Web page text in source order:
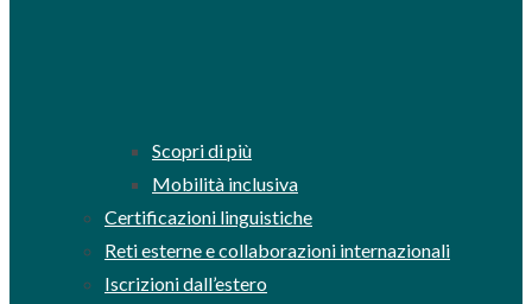
Scopri di più
Mobilità inclusiva
Certificazioni linguistiche
Reti esterne e collaborazioni internazionali
Iscrizioni dall’estero